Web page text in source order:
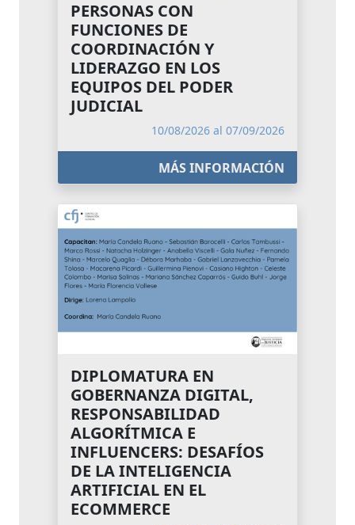
PERSONAS CON
FUNCIONES DE
COORDINACIÓN Y
LIDERAZGO EN LOS
EQUIPOS DEL PODER
JUDICIAL
10/08/2026 al 07/09/2026
MÁS INFORMACIÓN
DIPLOMATURA EN
GOBERNANZA DIGITAL,
RESPONSABILIDAD
ALGORÍTMICA E
INFLUENCERS: DESAFÍOS
DE LA INTELIGENCIA
ARTIFICIAL EN EL
ECOMMERCE